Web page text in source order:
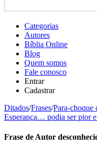
Categorias
Autores
Bíblia Online
Blog
Quem somos
Fale conosco
Entrar
Cadastrar
Ditados/Frases/Para-choque
Esperança… podia ser pior e
Frase de Autor